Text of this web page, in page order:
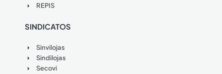
REPIS
SINDICATOS
Sinvilojas
Sindilojas
Secovi